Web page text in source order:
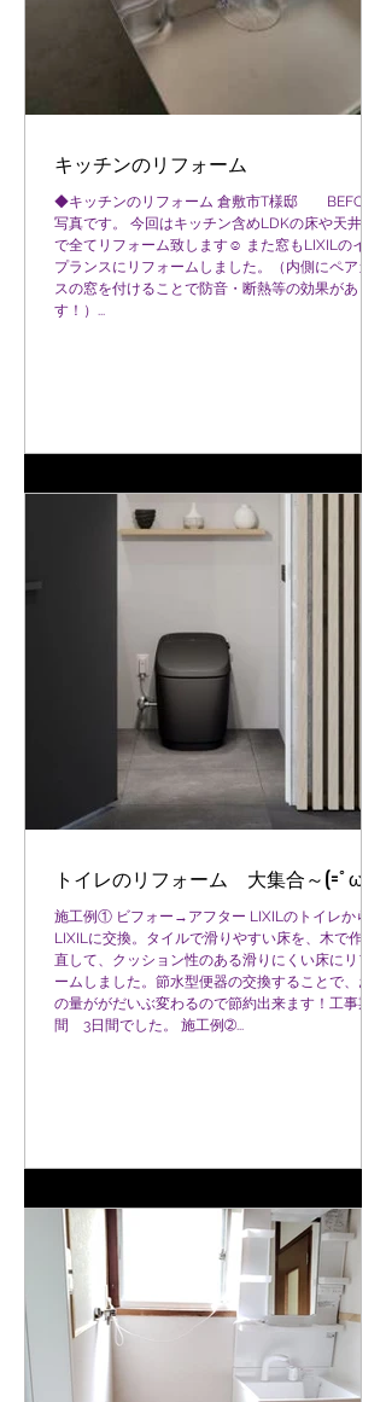
キッチンのリフォーム
◆キッチンのリフォーム 倉敷市T様邸 BEFORの
写真です。 今回はキッチン含めLDKの床や天井ま
で全てリフォーム致します☺ また窓もLIXILのイン
プランスにリフォームしました。（内側にペアガラ
スの窓を付けることで防音・断熱等の効果がありま
す！）...
トイレのリフォーム 大集合～(=ﾟωﾟ)ﾉ
施工例① ビフォー→アフター LIXILのトイレから
LIXILに交換。タイルで滑りやすい床を、木で作り
直して、クッション性のある滑りにくい床にリフォ
ームしました。節水型便器の交換することで、お水
の量ががだいぶ変わるので節約出来ます！工事期
間 3日間でした。 施工例➁...